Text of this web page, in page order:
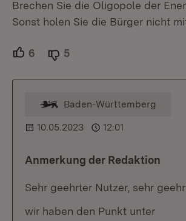
Brechen Sie die Oligopole der
Sonst holen Sie die Bürger nicht
6 Unterstützer.
5
Kommentar vom Moderator
Baden-Württemberg
10.05.2023 12:01
Anmerkung der Redaktion
Sehr geehrter Nutzer, sehr
wir haben den Punkt unter